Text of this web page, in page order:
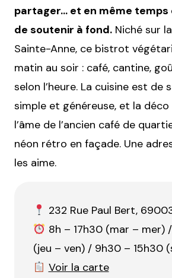
partager… et en même temps
de soutenir à fond. Niché sur
Sainte-Anne, ce bistrot
matin au soir : café, cantine,
selon l’heure. La cuisine est de
simple et généreuse, et la
l’âme de l’ancien café de
néon rétro en façade. Une
les aime.
232 Rue Paul Bert,
8h – 17h30 (mar – mer)
(jeu – ven) / 9h30 – 15h30
Voir la carte